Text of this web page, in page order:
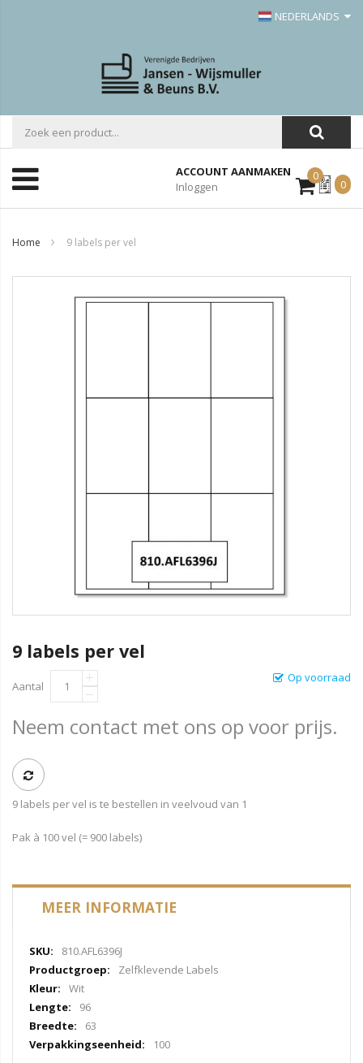
NEDERLANDS
ACCOUNT AANMAKEN
Inloggen
0Mijn
Offerte
0
Home 9 labels per vel
9 labels per vel
Op voorraad
Aantal
Neem contact met ons op voor prijs.
9 labels per vel is te bestellen in veelvoud van 1
Pak à 100 vel (= 900 labels)
MEER INFORMATIE
Meer
informatie
810.AFL6396J
Zelfklevende Labels
Wit
96
63
100